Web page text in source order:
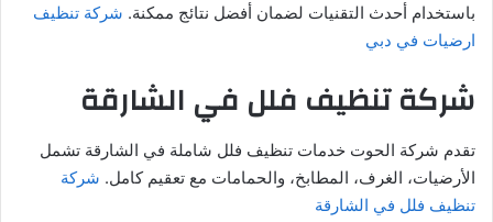
باستخدام أحدث التقنيات لضمان أفضل نتائج ممكنة. شركة تنظيف
ارضيات في دبي
شركة تنظيف فلل في الشارقة
تقدم شركة الحوت خدمات تنظيف فلل شاملة في الشارقة تشمل
الأرضيات، الغرف، المطابخ، والحمامات مع تعقيم كامل. شركة
تنظيف فلل في الشارقة